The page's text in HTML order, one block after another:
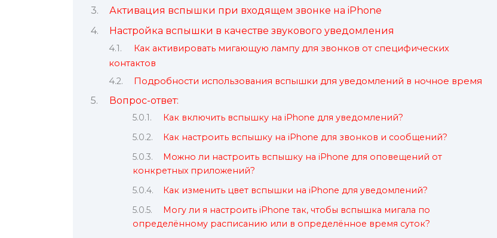
Активация вспышки при входящем звонке на iPhone
Настройка вспышки в качестве звукового уведомления
Как активировать мигающую лампу для звонков от специфических
контактов
Подробности использования вспышки для уведомлений в ночное время
Вопрос-ответ:
Как включить вспышку на iPhone для уведомлений?
Как настроить вспышку на iPhone для звонков и сообщений?
Можно ли настроить вспышку на iPhone для оповещений от
конкретных приложений?
Как изменить цвет вспышки на iPhone для уведомлений?
Могу ли я настроить iPhone так, чтобы вспышка мигала по
определённому расписанию или в определённое время суток?